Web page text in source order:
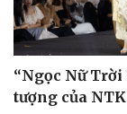
“Ngọc Nữ
tượng của